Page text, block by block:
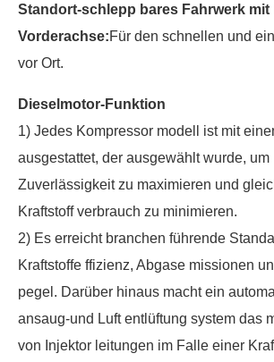
Standort-schlepp bares Fahrwerk mit
Vorderachse:Für den schnellen und
vor Ort.
Dieselmotor-Funktion
1) Jedes Kompressor modell ist mit
ausgestattet, der ausgewählt wurde, um
Zuverlässigkeit zu maximieren und
Kraftstoff verbrauch zu minimieren.
2) Es erreicht branchen führende
Kraftstoffe ffizienz, Abgase missionen
pegel. Darüber hinaus macht ein
ansaug-und Luft entlüftung system das
von Injektor leitungen im Falle einer